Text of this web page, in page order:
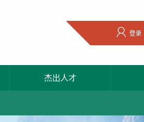
登录
杰出人才